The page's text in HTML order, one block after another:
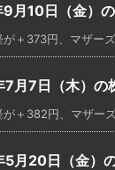
月10日（金）
が＋373円、マザー
月7日（木）の
が＋382円、マザー
月20日（金）